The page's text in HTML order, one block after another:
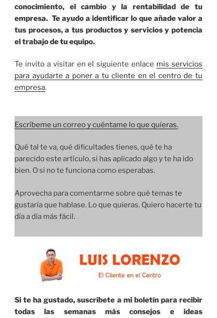
conocimiento, el cambio y la rentabilidad de tu
empresa. Te ayudo a identificar lo que añade valor a
tus procesos, a tus productos y servicios y potencia
el trabajo de tu equipo.
Te invito a visitar en el siguiente enlace mis servicios
para ayudarte a poner a tu cliente en el centro de tu
empresa.
Escríbeme un correo y cuéntame lo que quieras.
Qué tal te va, qué dificultades tienes, qué te ha
parecido este artículo, si has aplicado algo y te ha ido
bien. O si no te funciona como esperabas.
Aprovecha para comentarme sobre qué temas te
gustaría que hablase. Lo que quieras. Quiero hacerte tu
día a día más fácil.
Si te ha gustado, suscríbete a mi boletín para recibir
todas las semanas más consejos e ideas